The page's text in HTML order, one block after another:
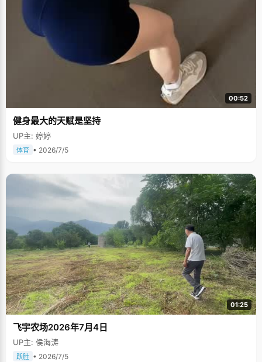
00:52
健身最大的天赋是坚持
UP主: 婷婷
体育 • 2026/7/5
01:25
飞宇农场2026年7月4日
UP主: 侯海涛
跃胜 • 2026/7/5